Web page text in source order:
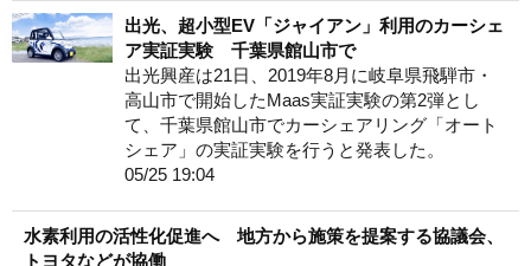
出光、超小型EV「ジャイアン」利用のカーシェ
ア実証実験 千葉県館山市で
出光興産は21日、2019年8月に岐阜県飛騨市・
高山市で開始したMaas実証実験の第2弾とし
て、千葉県館山市でカーシェアリング「オート
シェア」の実証実験を行うと発表した。
05/25 19:04
水素利用の活性化促進へ 地方から施策を提案する協議会、
トヨタなどが協働